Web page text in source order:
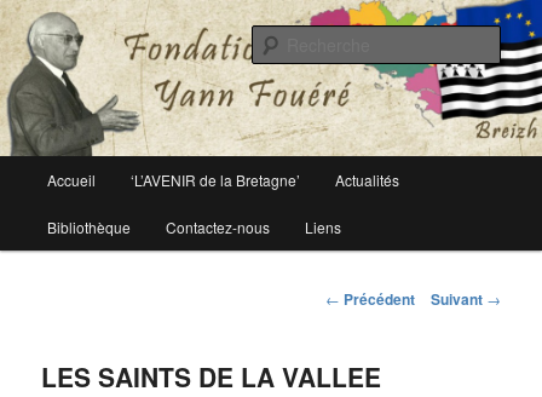
Fondation Yann Fouéré
Le site officiel de la fondation Yann Fouéré
principal
Aller
au
Accueil ‘L’AVENIR de la Bretagne’ Actualités
Bibliothèque Contactez-nous Liens
Navigation
← Précédent Suivant →
LES SAINTS DE LA VALLEE